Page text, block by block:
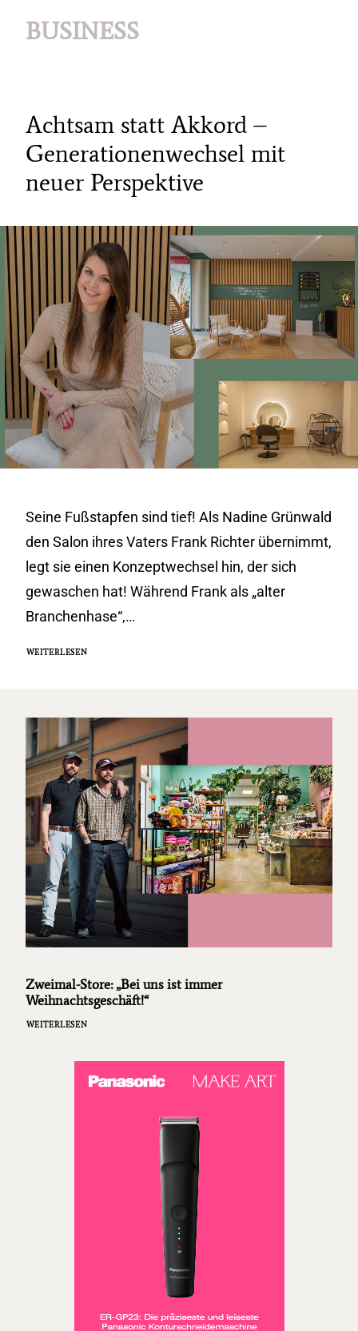
BUSINESS
Achtsam statt Akkord –
Generationenwechsel mit
neuer Perspektive
Seine Fußstapfen sind tief! Als Nadine Grünwald
den Salon ihres Vaters Frank Richter übernimmt,
legt sie einen Konzeptwechsel hin, der sich
gewaschen hat! Während Frank als „alter
Branchenhase“,…
WEITERLESEN
Zweimal-Store: „Bei uns ist immer
Weihnachtsgeschäft!“
WEITERLESEN